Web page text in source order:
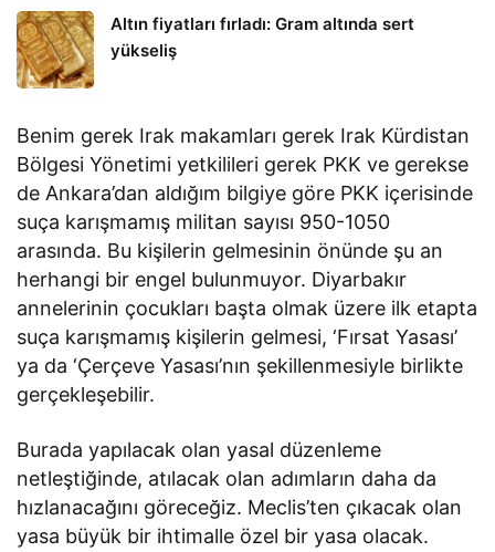
Altın fiyatları fırladı: Gram altında sert
yükseliş
Benim gerek Irak makamları gerek Irak Kürdistan
Bölgesi Yönetimi yetkilileri gerek PKK ve gerekse
de Ankara’dan aldığım bilgiye göre PKK içerisinde
suça karışmamış militan sayısı 950-1050
arasında. Bu kişilerin gelmesinin önünde şu an
herhangi bir engel bulunmuyor. Diyarbakır
annelerinin çocukları başta olmak üzere ilk etapta
suça karışmamış kişilerin gelmesi, ‘Fırsat Yasası’
ya da ‘Çerçeve Yasası’nın şekillenmesiyle birlikte
gerçekleşebilir.
Burada yapılacak olan yasal düzenleme
netleştiğinde, atılacak olan adımların daha da
hızlanacağını göreceğiz. Meclis’ten çıkacak olan
yasa büyük bir ihtimalle özel bir yasa olacak.